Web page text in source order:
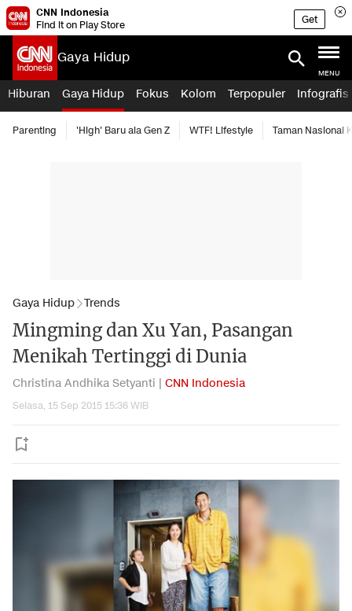
CNN Indonesia
Find it on Play Store
Get
Gaya Hidup
MENU
Hiburan Gaya Hidup Fokus Kolom Terpopuler Infografis
Parenting 'High' Baru ala Gen Z WTF! Lifestyle Taman Nasional
Gaya Hidup Trends
Mingming dan Xu Yan, Pasangan
Menikah Tertinggi di Dunia
Christina Andhika Setyanti | CNN Indonesia
Selasa, 15 Sep 2015 15:36 WIB